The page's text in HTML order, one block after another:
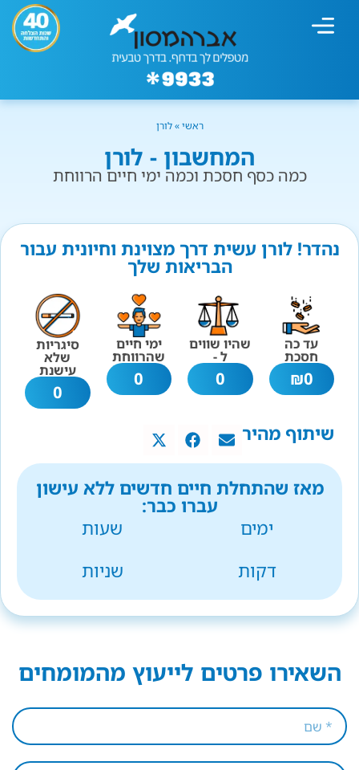
ראשי»לורן
המחשבון - לורן
כמה כסף חסכת וכמה ימי חיים הרווחת
נהדר! לורן עשית דרך מצוינת וחיונית עבור
הבריאות שלך
עד כה
חסכת
0
₪
שהיו שווים
ל -
0
ימי חיים
שהרווחת
0
סיגריות
שלא
עישנת
0
שיתוף מהיר
מאז שהתחלת חיים חדשים ללא עישון
עברו כבר:
ימים
שעות
דקות
שניות
השאירו פרטים לייעוץ מהמומחים